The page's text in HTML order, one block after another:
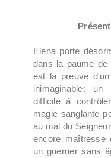
Elena porte
dans la paume
est la preuve
inimaginable: un
difficile à
magie sanglante
au mal du
encore maîtresse
un guerrier sans